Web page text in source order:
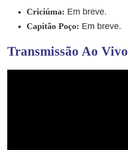
Criciúma: Em breve.
Capitão Poço: Em breve.
Transmissão Ao Vivo